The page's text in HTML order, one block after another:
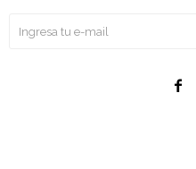
